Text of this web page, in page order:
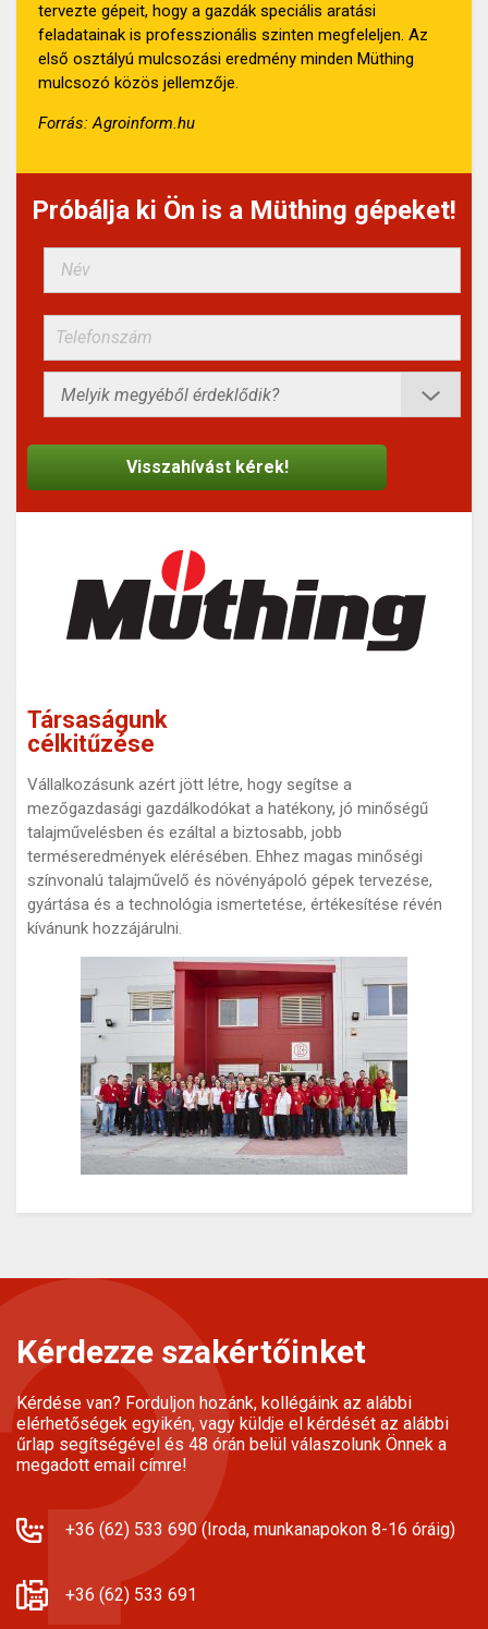
tervezte gépeit, hogy a gazdák speciális aratási
feladatainak is professzionális szinten megfeleljen. Az
első osztályú mulcsozási eredmény minden Müthing
mulcsozó közös jellemzője.
Forrás: Agroinform.hu
Próbálja ki Ön is a Müthing gépeket!
Társaságunk
célkitűzése
Vállalkozásunk azért jött létre, hogy segítse a
mezőgazdasági gazdálkodókat a hatékony, jó minőségű
talajművelésben és ezáltal a biztosabb, jobb
terméseredmények elérésében. Ehhez magas minőségi
színvonalú talajművelő és növényápoló gépek tervezése,
gyártása és a technológia ismertetése, értékesítése révén
kívánunk hozzájárulni.
Kérdezze szakértőinket
Kérdése van? Forduljon hozánk, kollégáink az alábbi
elérhetőségek egyikén, vagy küldje el kérdését az alábbi
űrlap segítségével és 48 órán belül válaszolunk Önnek a
megadott email címre!
+36 (62) 533 690 (Iroda, munkanapokon 8-16 óráig)
+36 (62) 533 691